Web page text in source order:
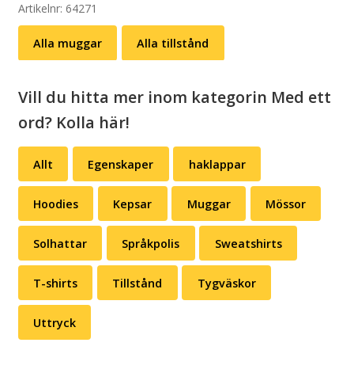
mängd
Artikelnr: 64271
Alla muggar Alla tillstånd
Vill du hitta mer inom kategorin Med ett
ord? Kolla här!
Allt Egenskaper haklappar
Hoodies Kepsar Muggar Mössor
Solhattar Språkpolis Sweatshirts
T-shirts Tillstånd Tygväskor
Uttryck